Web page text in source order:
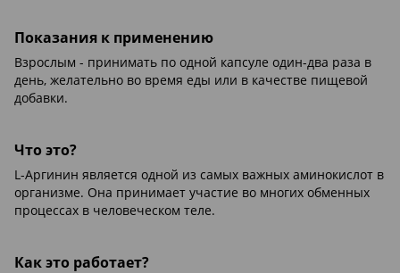
Показания к применению
Взрослым - принимать по одной капсуле один-два раза в
день, желательно во время еды или в качестве пищевой
добавки.
Что это?
L-Аргинин является одной из самых важных аминокислот в
организме. Она принимает участие во многих обменных
процессах в человеческом теле.
Как это работает?